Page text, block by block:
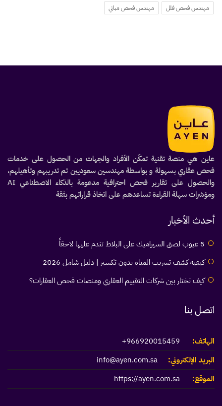
مهندس فحص فلل مهندس فحص مباني
عاين هي منصة تقنية تمكّن الأفراد والجهات من الحصول على خدمات
فحص عقاري بسهولة و بواسطة مهندسين سعوديين تم تدريبهم وتأهيلهم،
والحصول على تقارير فحص احترافية مدعومة بالذكاء الاصطناعي AI
ومؤشرات سهلة القراءة تساعدهم على اتخاذ قراراتهم بثقة
أحدث الأخبار
5 عيوب لصق السيراميك على البلاط تندم عليها لاحقاً
كيفية كشف تسريب المياه بدون تكسير | دليل شامل 2026
كيف تختار بين شركات التقييم العقاري ومنصات فحص العقارات؟
اتصل بنا
الهاتف:
966920015459+
البريد الإلكتروني:
info@ayen.com.sa
الموقع:
https://ayen.com.sa